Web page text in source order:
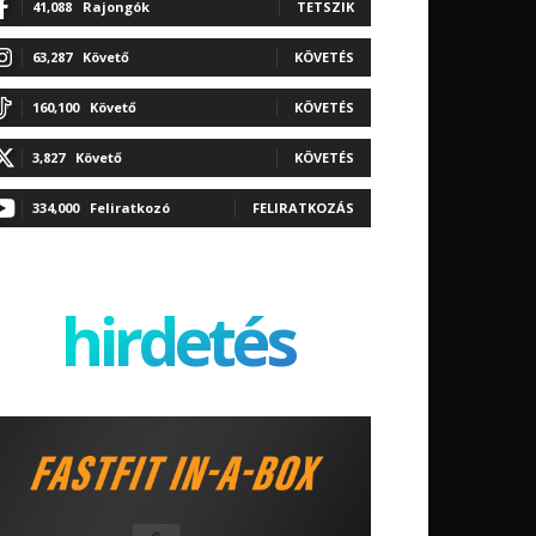
41,088 Rajongók TETSZIK
63,287 Követő KÖVETÉS
160,100 Követő KÖVETÉS
3,827 Követő KÖVETÉS
334,000 Feliratkozó FELIRATKOZÁS
hirdetés